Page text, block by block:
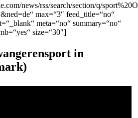
news/rss/search/section/q/
max=“3″ feed_title=“no“
meta=“no“ summary=“no“
size=“30″]
in